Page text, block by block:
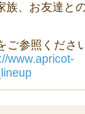
族、お友達と
ご参照くださ
www.apricot-